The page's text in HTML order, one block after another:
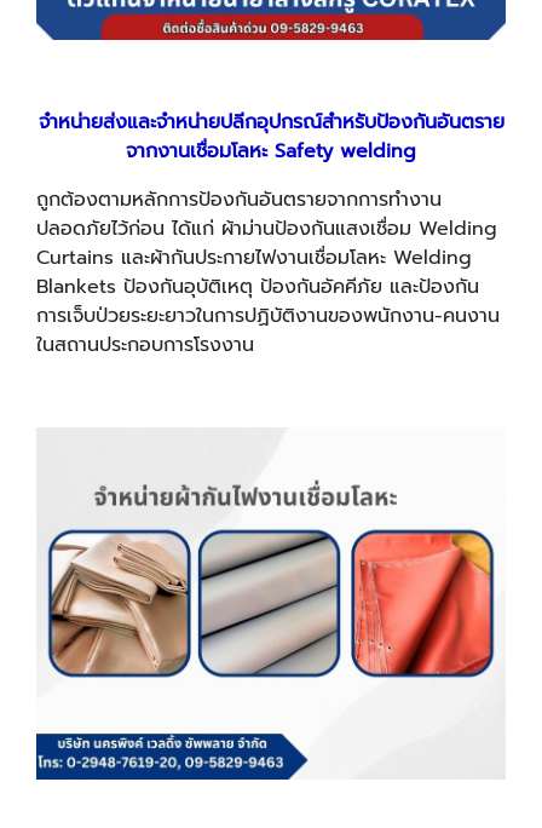
จำหน่ายส่งและจำหน่ายปลีกอุปกรณ์สำหรับป้องกันอันตราย
จากงานเชื่อมโลหะ Safety welding
ถูกต้องตามหลักการป้องกันอันตรายจากการทำงาน
ปลอดภัยไว้ก่อน ได้แก่ ผ้าม่านป้องกันแสงเชื่อม Welding
Curtains และผ้ากันประกายไฟงานเชื่อมโลหะ Welding
Blankets ป้องกันอุบัติเหตุ ป้องกันอัคคีภัย และป้องกัน
การเจ็บป่วยระยะยาวในการปฏิบัติงานของพนักงาน-คนงาน
ในสถานประกอบการโรงงาน